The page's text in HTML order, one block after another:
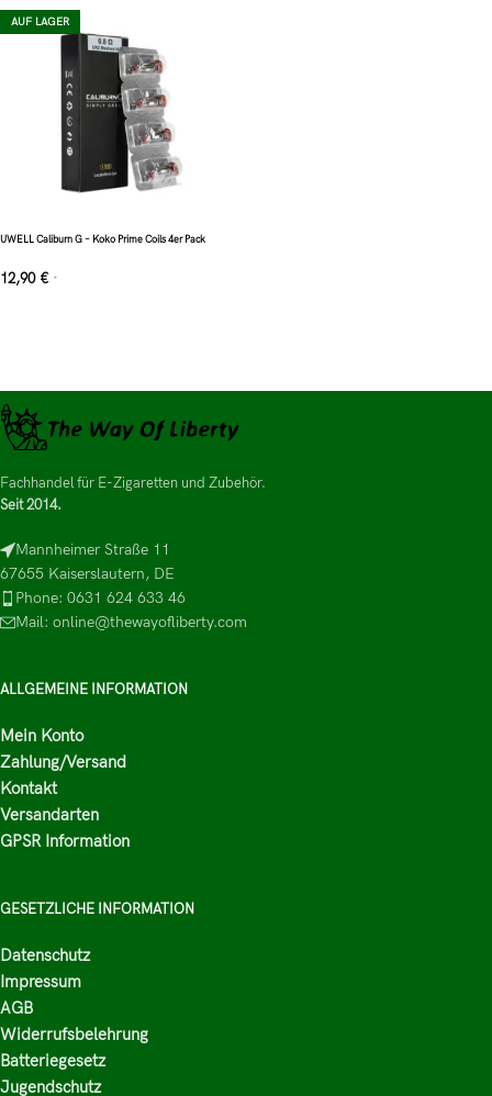
AUF LAGER
UWELL Caliburn G – Koko Prime Coils 4er Pack
12,90 € *
Fachhandel für E-Zigaretten und Zubehör.
Seit 2014.
Mannheimer Straße 11
67655 Kaiserslautern, DE
Phone: 0631 624 633 46
Mail: online@thewayofliberty.com
ALLGEMEINE INFORMATION
Mein Konto
Zahlung/Versand
Kontakt
Versandarten
GPSR Information
GESETZLICHE INFORMATION
Datenschutz
Impressum
AGB
Widerrufsbelehrung
Batteriegesetz
Jugendschutz